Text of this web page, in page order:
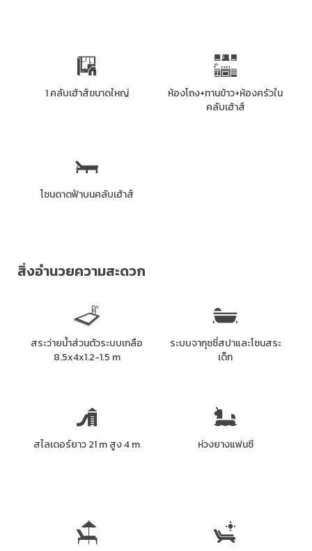
1 คลับเฮ้าส์ขนาดใหญ่
ห้องโถง+ทานข้าว+ห้องครัวใน
คลับเฮ้าส์
โซนดาดฟ้าบนคลับเฮ้าส์
สิ่งอำนวยความสะดวก
สระว่ายน้ำส่วนตัวระบบเกลือ
8.5x4x1.2-1.5 m
ระบบจากุซซี่สปาและโซนสระ
เด็ก
สไลเดอร์ยาว 21 m สูง 4 m ห่วงยางแฟนซี